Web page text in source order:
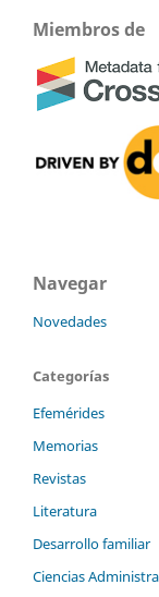
Miembros de
Navegar
Novedades
Categorías
Efemérides
Memorias
Revistas
Literatura
Desarrollo familiar
Ciencias